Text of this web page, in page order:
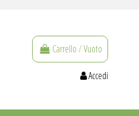
Carrello/Vuoto
Accedi